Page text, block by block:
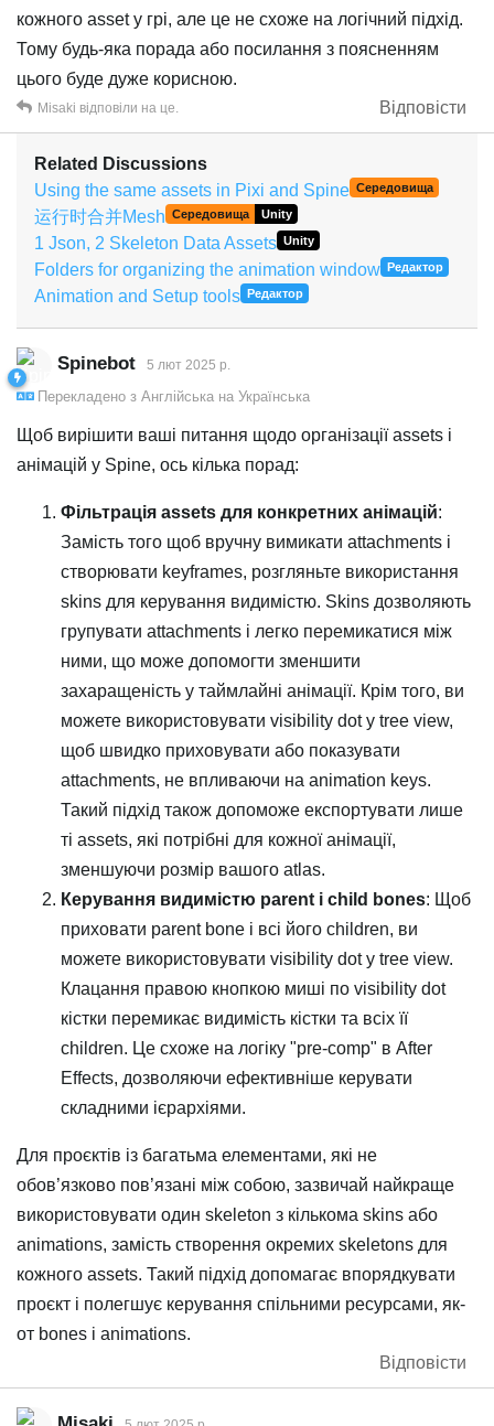
кожного asset у грі, але це не схоже на логічний підхід.
Тому будь-яка порада або посилання з поясненням
цього буде дуже корисною.
Відповісти
Misaki відповіли на це.
Related Discussions
Using the same assets in Pixi and Spine Середовища
运行时合并Mesh Середовища Unity
1 Json, 2 Skeleton Data Assets Unity
Folders for organizing the animation window Редактор
Animation and Setup tools Редактор
Spinebot 5 лют 2025 р.
Перекладено з Англійська на Українська
Щоб вирішити ваші питання щодо організації assets і
анімацій у Spine, ось кілька порад:
Фільтрація assets для конкретних анімацій:
Замість того щоб вручну вимикати attachments і
створювати keyframes, розгляньте використання
skins для керування видимістю. Skins дозволяють
групувати attachments і легко перемикатися між
ними, що може допомогти зменшити
захаращеність у таймлайні анімації. Крім того, ви
можете використовувати visibility dot у tree view,
щоб швидко приховувати або показувати
attachments, не впливаючи на animation keys.
Такий підхід також допоможе експортувати лише
ті assets, які потрібні для кожної анімації,
зменшуючи розмір вашого atlas.
Керування видимістю parent і child bones: Щоб
приховати parent bone і всі його children, ви
можете використовувати visibility dot у tree view.
Клацання правою кнопкою миші по visibility dot
кістки перемикає видимість кістки та всіх її
children. Це схоже на логіку "pre-comp" в After
Effects, дозволяючи ефективніше керувати
складними ієрархіями.
Для проєктів із багатьма елементами, які не
обов’язково пов’язані між собою, зазвичай найкраще
використовувати один skeleton з кількома skins або
animations, замість створення окремих skeletons для
кожного assets. Такий підхід допомагає впорядкувати
проєкт і полегшує керування спільними ресурсами, як-
от bones і animations.
Відповісти